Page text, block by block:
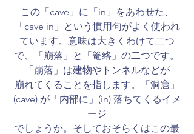
この「cave」に「in」をあわせた、
「cave in」という慣用句がよく使われ
ています。意味は大きくわけて二つ
で、「崩落」と「篭絡」の二つです。
「崩落」は建物やトンネルなどが
崩れてくることを指します。「洞窟」
(cave) が「内部に」(in) 落ちてくるイメ
ージ
でしょうか。そしておそらくはこの最